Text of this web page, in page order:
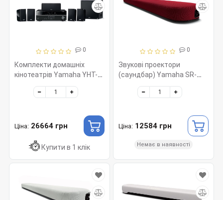
0
Комплекти домашніх
кінотеатрів Yamaha YHT-
1840 Black
Ціна: 26664 грн
Купити в 1 клік
0
Звукові проектори
(саундбар) Yamaha SR-
B20A Red
Ціна: 12584 грн
Немає в наявності